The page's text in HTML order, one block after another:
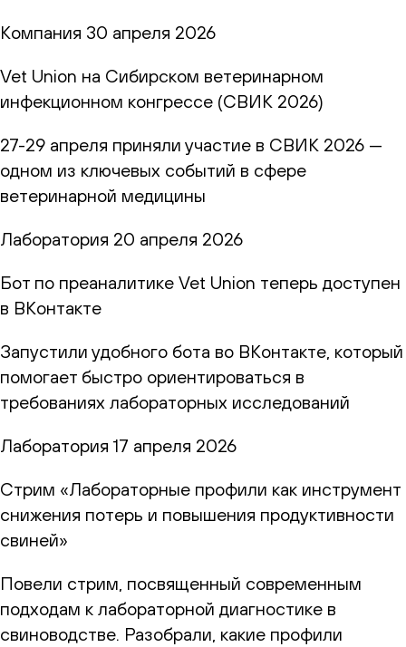
Компания 30 апреля 2026
Vet Union на Сибирском ветеринарном
инфекционном конгрессе (СВИК 2026)
27-29 апреля приняли участие в СВИК 2026 —
одном из ключевых событий в сфере
ветеринарной медицины
Лаборатория 20 апреля 2026
Бот по преаналитике Vet Union теперь доступен
в ВКонтакте
Запустили удобного бота во ВКонтакте, который
помогает быстро ориентироваться в
требованиях лабораторных исследований
Лаборатория 17 апреля 2026
Стрим «Лабораторные профили как инструмент
снижения потерь и повышения продуктивности
свиней»
Повели стрим, посвященный современным
подходам к лабораторной диагностике в
свиноводстве. Разобрали, какие профили